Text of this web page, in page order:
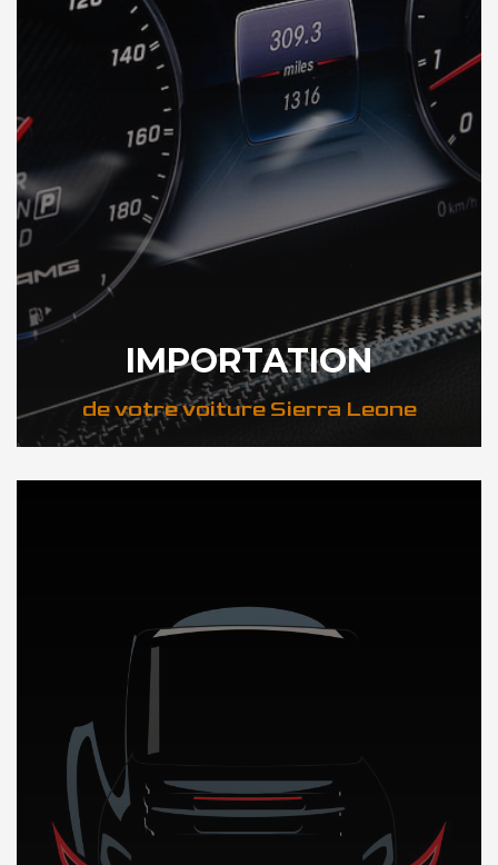
IMPORTATION
de votre voiture Sierra Leone
DÉCOUVREZ NOTRE IMPORTATION AUTO au Sierra Leone